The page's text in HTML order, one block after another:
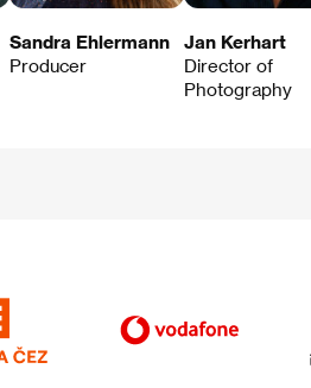
Sandra Ehlermann
Producer
Jan Kerhart
Director of
Photography